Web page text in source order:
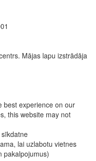
Mājas lapu izstrādāja
best experience on our
this website may not
lai uzlabotu vietnes
pakalpojumus)